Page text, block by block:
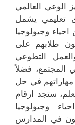
الوعي العالمي
تعليمي يشمل
وجيولوجيا
طلابهم على
التطوعي
المجتمع، فضلاً
مهاراتهم في حل
ستجد ارقام
وجيولوجيا
في المدارس